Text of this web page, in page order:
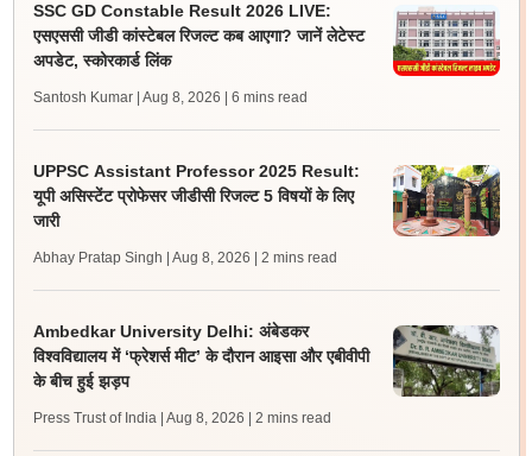
SSC GD Constable Result 2026 LIVE:
एसएससी जीडी कांस्टेबल रिजल्ट कब आएगा? जानें लेटेस्ट
अपडेट, स्कोरकार्ड लिंक
Santosh Kumar | Aug 8, 2026 | 6 mins read
UPPSC Assistant Professor 2025 Result:
यूपी असिस्टेंट प्रोफेसर जीडीसी रिजल्ट 5 विषयों के लिए
जारी
Abhay Pratap Singh | Aug 8, 2026 | 2 mins read
Ambedkar University Delhi: अंबेडकर
विश्वविद्यालय में ‘फ्रेशर्स मीट’ के दौरान आइसा और एबीवीपी
के बीच हुई झड़प
Press Trust of India | Aug 8, 2026 | 2 mins read